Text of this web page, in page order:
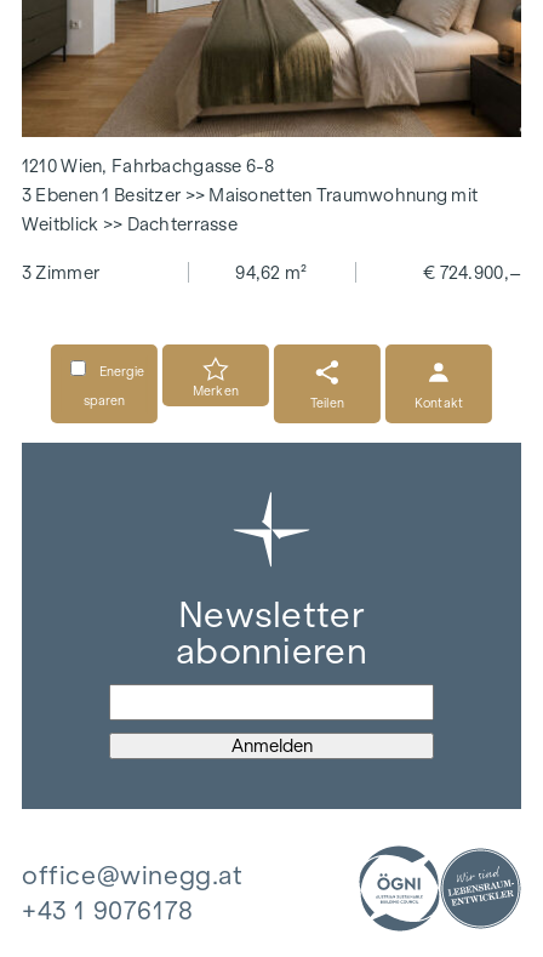
1210 Wien, Fahrbachgasse 6-8
3 Ebenen 1 Besitzer >> Maisonetten Traumwohnung mit
Weitblick >> Dachterrasse
3 Zimmer 94,62 m² € 724.900,–
Energie
sparen
Merken
Teilen
Kontakt
Newsletter
abonnieren
office@winegg.at
+43 1 9076178